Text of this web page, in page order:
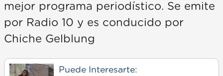
mejor programa periodístico. Se emite
por Radio 10 y es conducido por
Chiche Gelblung
Puede Interesarte: